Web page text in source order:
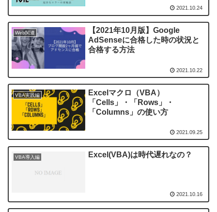
2021.10.24
Web関連
【2021年10月版】Google
AdSenseに合格した時の状況と
合格する方法
2021.10.22
VBA実践編
Excelマクロ（VBA）
「Cells」・「Rows」・
「Columns」の使い方
2021.09.25
VBA導入編 Excel(VBA)は時代遅れなの？
2021.10.16